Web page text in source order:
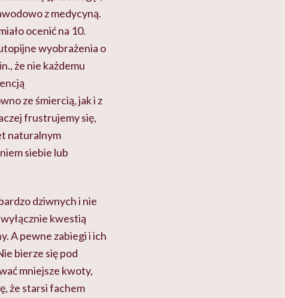
z medycyną.
ocenić na 10.
wyobrażenia o
że nie każdemu
ze śmiercią, jak i z
frustrujemy się,
naturalnym
siebie lub
dziwnych i nie
kwestią
A pewne zabiegi i ich
bierze się pod
mniejsze kwoty,
że starsi fachem